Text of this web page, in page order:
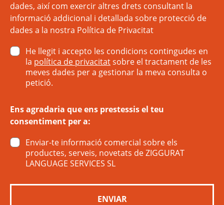
dades, així com exercir altres drets consultant la
informació addicional i detallada sobre protecció de
dades a la nostra Política de Privacitat
He llegit i accepto les condicions contingudes en
la política de privacitatsobre el tractament de les
meves dades per a gestionar la meva consulta o
petició.
Ens agradaria que ens prestessis el teu
consentiment per a:
Enviar-te informació comercial sobre els
productes, serveis, novetats de ZIGGURAT
LANGUAGE SERVICES SL